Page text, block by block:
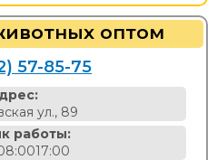
оптом
57-85-75
ул., 89
работы: